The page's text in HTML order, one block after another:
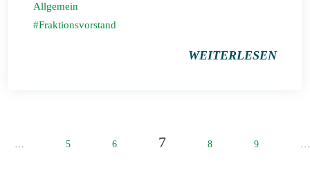
Allgemein
Fraktionsvorstand
WEITERLESEN
5 6 7 8 9